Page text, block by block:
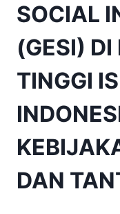
SOCIAL
(GESI) DI
TINGGI
DAN